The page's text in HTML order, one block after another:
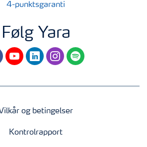
4-punktsgaranti
Følg Yara
youtubelinkedininstagram
spotify
og betingelser
Kontrolrapport